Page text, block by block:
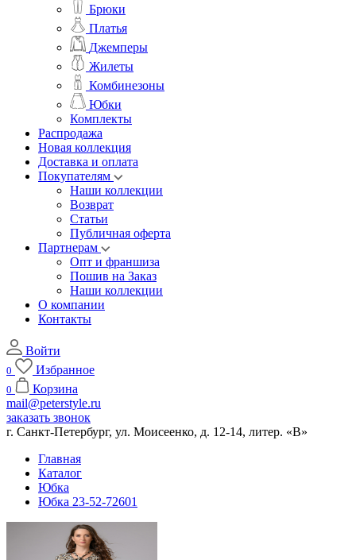
Брюки
Платья
Джемперы
Жилеты
Комбинезоны
Юбки
Комплекты
Распродажа
Новая коллекция
Доставка и оплата
Покупателям
Наши коллекции
Возврат
Статьи
Публичная оферта
Партнерам
Опт и франшиза
Пошив на Заказ
Наши коллекции
О компании
Контакты
Войти
0 Избранное
0
Корзина
mail@peterstyle.ru
заказать звонок
г. Санкт-Петербург, ул. Моисеенко, д. 12-14, литер. «В»
Главная
Каталог
Юбка
Юбка 23-52-72601